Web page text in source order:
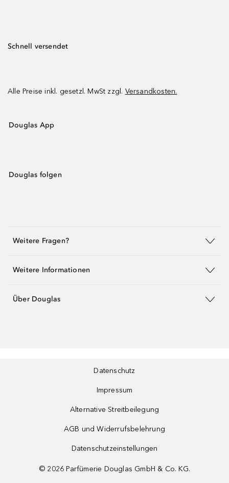
Schnell versendet
Alle Preise inkl. gesetzl. MwSt zzgl. Versandkosten.
Douglas App
Douglas folgen
Weitere Fragen?
Weitere Informationen
Über Douglas
Datenschutz
Impressum
Alternative Streitbeilegung
AGB und Widerrufsbelehrung
Datenschutzeinstellungen
© 2026 Parfümerie Douglas GmbH & Co. KG.